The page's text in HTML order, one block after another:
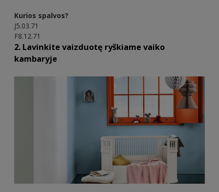
Kurios spalvos?
J5.03.71
F8.12.71
2. Lavinkite vaizduotę ryškiame vaiko
kambaryje